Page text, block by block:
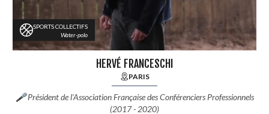
SPORTS COLLECTIFS
Water-polo
HERVÉ FRANCESCHI
PARIS
🎤 Président de l'Association Française des Conférenciers Professionnels
(2017 - 2020)